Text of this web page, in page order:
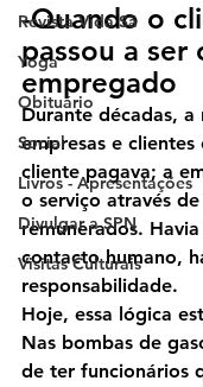
Revista Vida Sã
Yoga
Obituário
Social
Livros - Apresentações
Divulgar a SPN
Visitas Culturais
-Quando o
passou a ser
empregado
Durante décadas, a
empresas e clientes
cliente pagava; a
o serviço através
remunerados.
contacto humano,
responsabilidade.
Hoje, essa lógica
Nas bombas de
de ter funcionários